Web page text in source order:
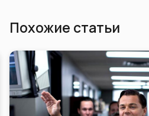
Похожие статьи